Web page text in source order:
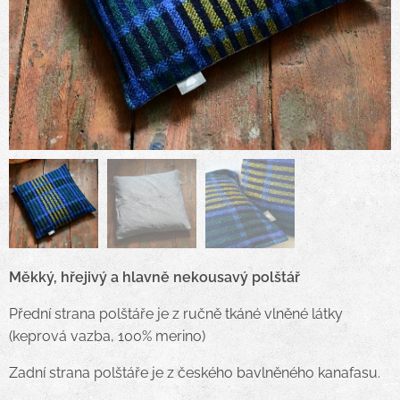
Měkký, hřejivý a hlavně nekousavý polštář
Přední strana polštáře je z ručně tkáné vlněné látky
(keprová vazba, 100% merino)
Zadní strana polštáře je z českého bavlněného kanafasu.